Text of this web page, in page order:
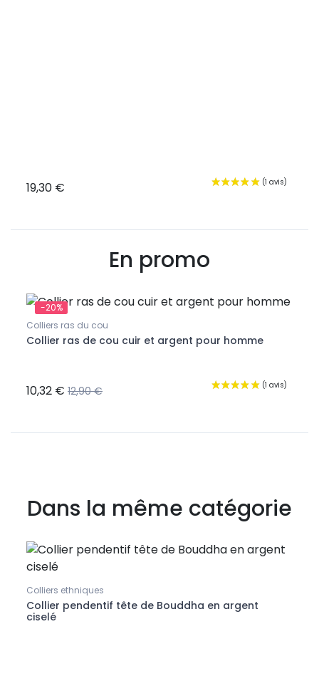
19,30 €
En promo
-20%
Colliers ras du cou
Collier ras de cou cuir et argent pour homme
10,32 € 12,90 €
Dans la même catégorie
Colliers ethniques
Collier pendentif tête de Bouddha en argent
ciselé